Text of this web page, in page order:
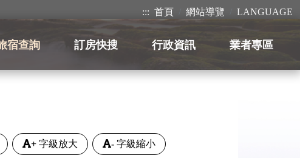
::: 首頁 網站導覽 LANGUAGE
宿查詢 訂房快搜 行政資訊 業者專區
+ 字級放大 - 字級縮小